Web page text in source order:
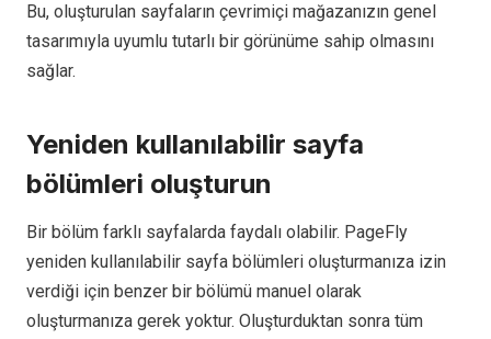
Bu, oluşturulan sayfaların çevrimiçi mağazanızın genel
tasarımıyla uyumlu tutarlı bir görünüme sahip olmasını
sağlar.
Yeniden kullanılabilir sayfa
bölümleri oluşturun
Bir bölüm farklı sayfalarda faydalı olabilir. PageFly
yeniden kullanılabilir sayfa bölümleri oluşturmanıza izin
verdiği için benzer bir bölümü manuel olarak
oluşturmanıza gerek yoktur. Oluşturduktan sonra tüm